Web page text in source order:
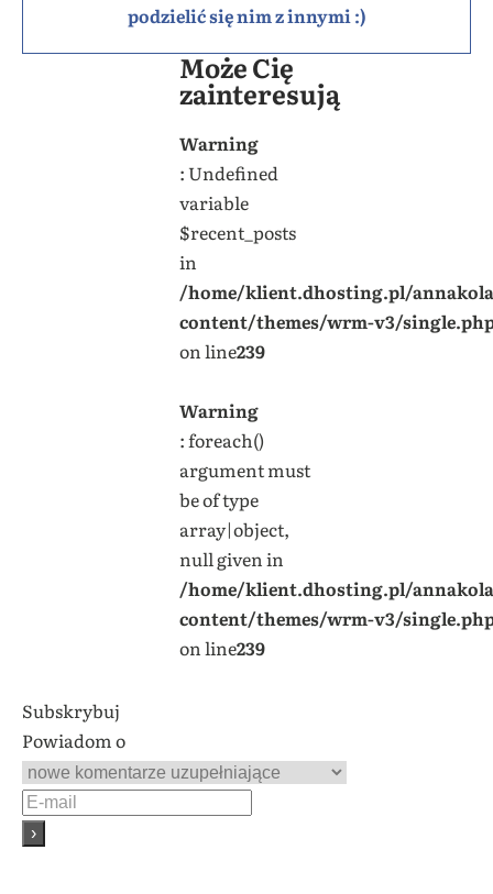
podzielić się nim z innymi :)
Może Cię
zainteresują
Warning
: Undefined
variable
$recent_posts
in
/home/klient.dhosting.pl/
content/themes/wrm-v3/
on line239
Warning
: foreach()
argument must
be of type
array|object,
null given in
/home/klient.dhosting.pl/
content/themes/wrm-v3/
on line239
Subskrybuj
Powiadom o